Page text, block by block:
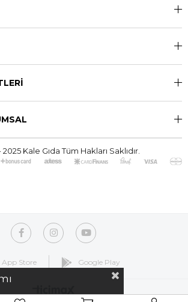
Kale Gıda Tüm Hakları Saklıdır.
App Store Google Play